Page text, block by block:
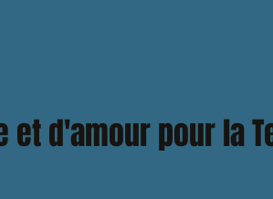
et d'amour pour la